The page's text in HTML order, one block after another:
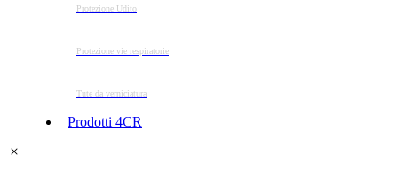
Protezione Udito
Protezione vie respiratorie
Tute da verniciatura
Prodotti 4CR